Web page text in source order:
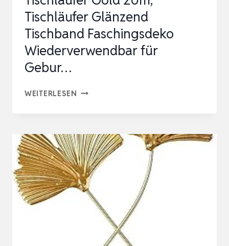
Tischläufer Glänzend
Tischband Faschingsdeko
Wiederverwendbar für
Gebur…
WEITERLESEN TISCHLÄUFER
TISCHLÄUFER
GLÄNZEND
TISCHBAND
FASCHINGSDEKO
WIEDERVERWENDBAR